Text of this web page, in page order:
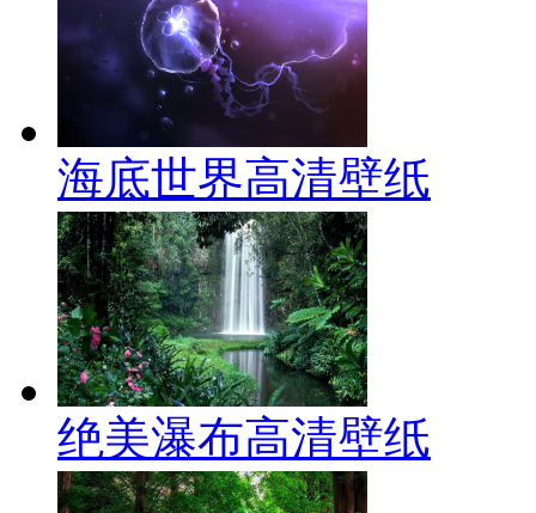
海底世界高清壁纸
绝美瀑布高清壁纸